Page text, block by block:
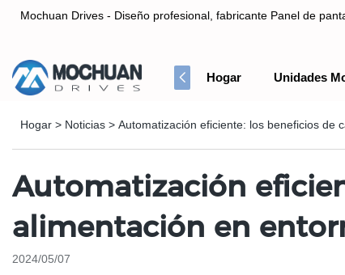
Mochuan Drives - Diseño profesional, fabricante Panel de
Hogar Unidades
Hogar > Noticias > Automatización eficiente: los beneficios de
Automatización
alimentación en
2024/05/07